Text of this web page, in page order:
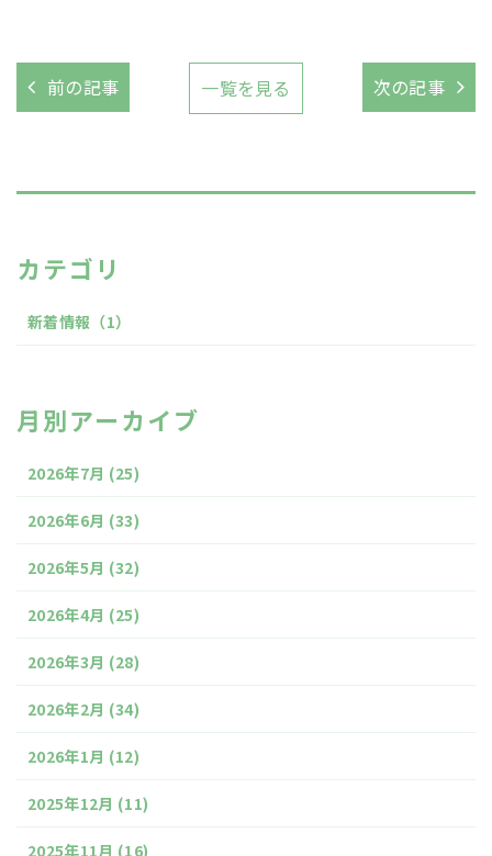
前の記事 一覧を見る 次の記事
カテゴリ
新着情報 （1）
月別アーカイブ
2026年7月 (25)
2026年6月 (33)
2026年5月 (32)
2026年4月 (25)
2026年3月 (28)
2026年2月 (34)
2026年1月 (12)
2025年12月 (11)
2025年11月 (16)